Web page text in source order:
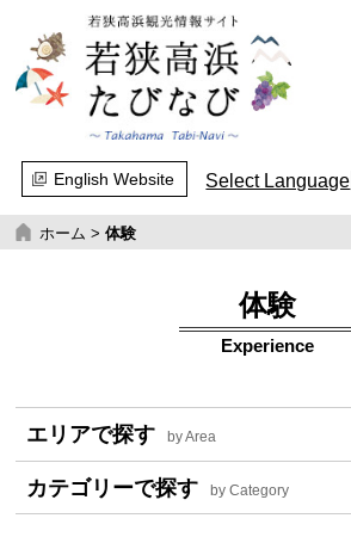
English Website Select Language
ホーム >体験
体験
Experience
エリアで探す by Area
カテゴリーで探す by Category